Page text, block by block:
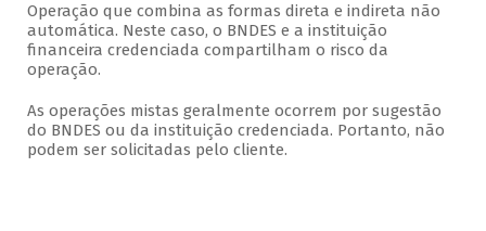
Operação que combina as formas direta e indireta não
automática. Neste caso, o BNDES e a instituição
financeira credenciada compartilham o risco da
operação.
As operações mistas geralmente ocorrem por sugestão
do BNDES ou da instituição credenciada. Portanto, não
podem ser solicitadas pelo cliente.